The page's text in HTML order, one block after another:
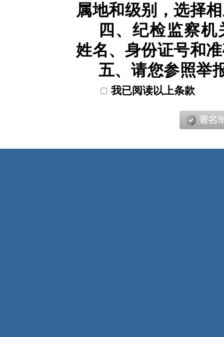
属地和级别，选择
四、纪检监察
姓名、身份证号和
五、请您参照举
我已阅读以上条款